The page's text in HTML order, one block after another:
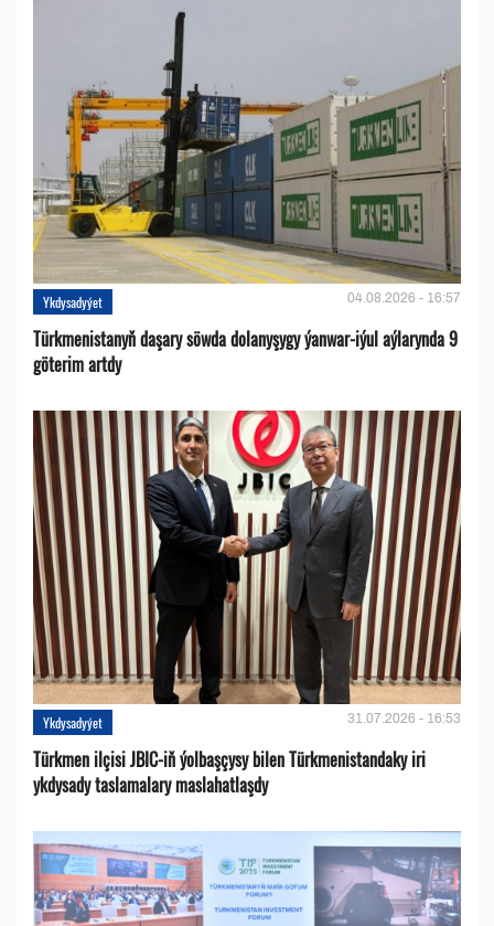
Ykdysadyýet 04.08.2026 - 16:57
Türkmenistanyň daşary söwda dolanyşygy ýanwar-iýul aýlarynda 9
göterim artdy
Ykdysadyýet 31.07.2026 - 16:53
Türkmen ilçisi JBIC-iň ýolbaşçysy bilen Türkmenistandaky iri
ykdysady taslamalary maslahatlaşdy